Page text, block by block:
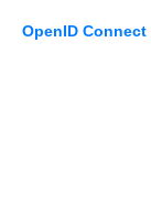
OpenID